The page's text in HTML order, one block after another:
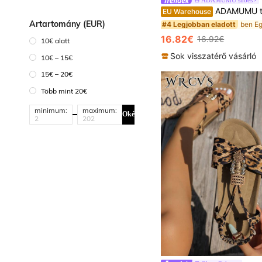
Ártartomány (EUR)
10€ alatt
10€ – 15€
15€ – 20€
Több mint 20€
minimum: maximum: Oké
EU Warehouse ADAMUMU tavaszi/nyári új női prémium divatos kényelmes csillogó lapos cipő,
#4 Legjobban eladott
16.82€ 16.92€
Sok visszatérő vásárló